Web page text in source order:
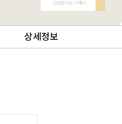
상세정보